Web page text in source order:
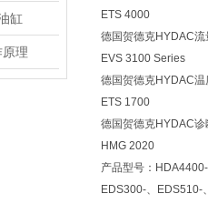
缸
理
ETS 4000
德国贺德克HYDAC流
EVS 3100 Series
德国贺德克HYDAC温
ETS 1700
德国贺德克HYDAC诊
HMG 2020
产品型号：
EDS300-、